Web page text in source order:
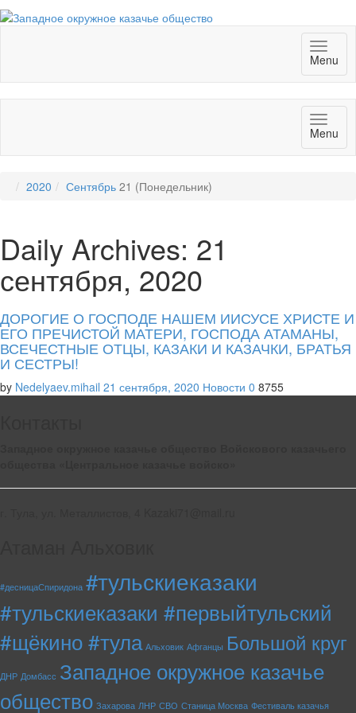
Menu
Menu
2020 Сентябрь 21 (Понедельник)
Daily Archives: 21
сентября, 2020
ДОРОГИЕ О ГОСПОДЕ НАШЕМ ИИСУСЕ ХРИСТЕ И
ЕГО ПРЕЧИСТОЙ МАТЕРИ, ГОСПОДА АТАМАНЫ,
ВСЕЧЕСТНЫЕ ОТЦЫ, КАЗАКИ И КАЗАЧКИ, БРАТЬЯ
И СЕСТРЫ!
by Nedelyaev.mihail 21 сентября, 2020 Новости 0 8755
#десницаСпиридона #тульскиеказаки
#тульскиеказаки #первыйтульский
#щёкино #тула Альховик Афганцы Большой круг
ДНР Домбасс Западное окружное казачье
общество Захарова ЛНР СВО Станица Москва Фестиваль казачья